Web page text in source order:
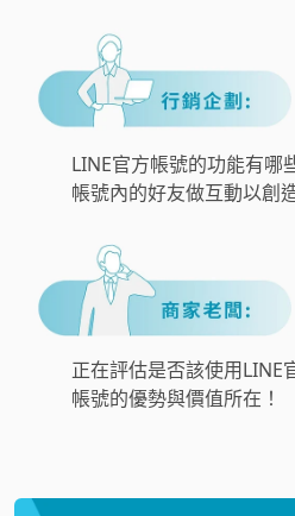
LINE官方帳號的功能有哪
帳號內的好友做互動以創
正在評估是否該使用LINE
帳號的優勢與價值所在！